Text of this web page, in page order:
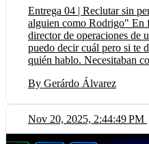
Entrega 04 | Reclutar sin
alguien como Rodrigo" En
director de operaciones de
puedo decir cuál pero si te
quién hablo. Necesitaban
By Gerárdo Álvarez
Nov 20, 2025, 2:44:49 PM